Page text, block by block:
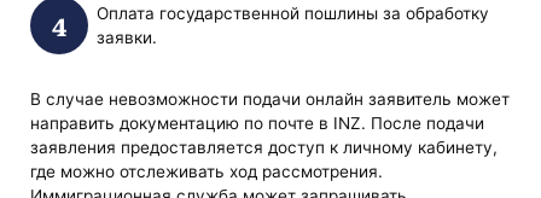
Оплата государственной пошлины за обработку
заявки.
В случае невозможности подачи онлайн заявитель может
направить документацию по почте в INZ. После подачи
заявления предоставляется доступ к личному кабинету,
где можно отслеживать ход рассмотрения.